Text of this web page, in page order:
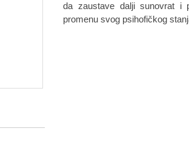
da zaustave dalji sunovrat i
promenu svog psihofičkog